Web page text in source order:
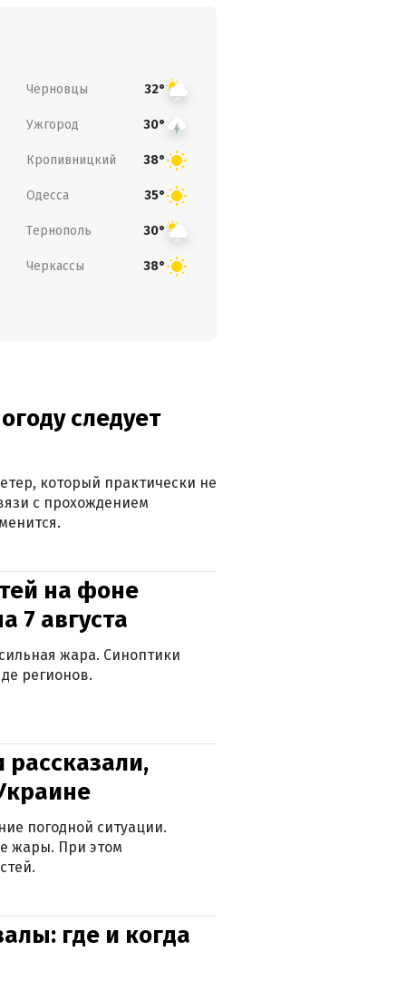
Черновцы 32°
Ужгород 30°
Кропивницкий 38°
Одесса 35°
Тернополь 30°
Черкассы 38°
следует
который практически не
с прохождением
на фоне
7 августа
жара. Синоптики
регионов.
погодной ситуации.
жары. При этом
где и когда